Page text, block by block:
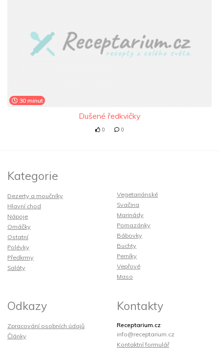
30 minut
Dušené ředkvičky
0 0
Kategorie
Dezerty a moučníky
Hlavní chod
Nápoje
Omáčky
Ostatní
Polévky
Předkrmy
Saláty
Vegetariánské
Svačina
Marinády
Pomazánky
Bábovky
Buchty
Perníky
Vepřové
Maso
Odkazy
Zpracování osobních údajů
Články
Kontakty
Receptarium.cz
info@receptarium.cz
Kontaktní formulář